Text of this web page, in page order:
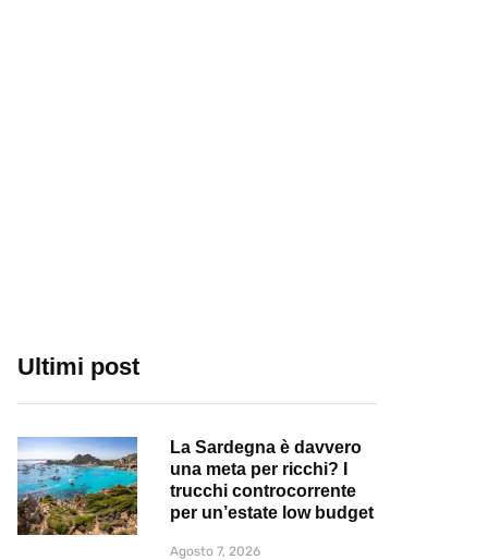
Ultimi post
La Sardegna è davvero
una meta per ricchi? I
trucchi controcorrente
per un’estate low budget
Agosto 7, 2026